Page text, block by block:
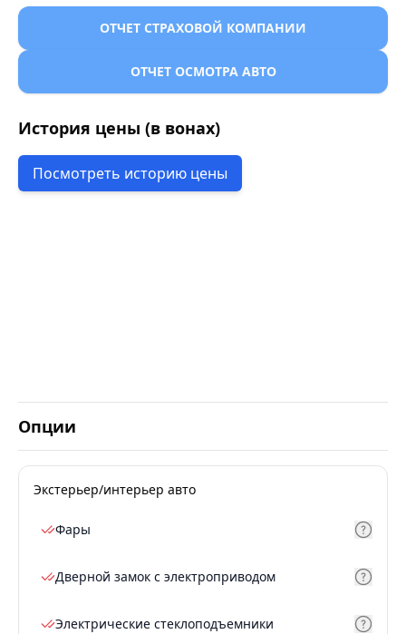
ОТЧЕТ СТРАХОВОЙ КОМПАНИИ
ОТЧЕТ ОСМОТРА АВТО
История цены (в вонах)
Посмотреть историю цены
Опции
Экстерьер/интерьер авто
Фары
Дверной замок с электроприводом
Электрические стеклоподъемники